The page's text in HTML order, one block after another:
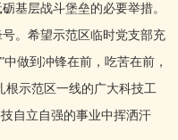
基层战斗堡垒的必要举措。
。希望示范区临时党支部充
做到冲锋在前，吃苦在前，
示范区一线的广大科技工
自立自强的事业中挥洒汗